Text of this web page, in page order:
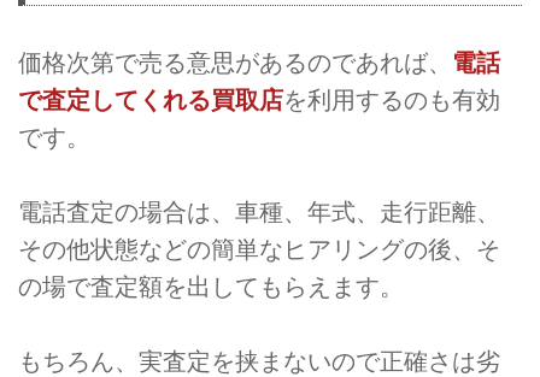
価格次第で売る意思があるのであれば、 電話
で査定してくれる買取店を利用するのも有効
です。
電話査定の場合は、車種、年式、走行距離、
その他状態などの簡単なヒアリングの後、そ
の場で査定額を出してもらえます。
もちろん、実査定を挟まないので正確さは劣